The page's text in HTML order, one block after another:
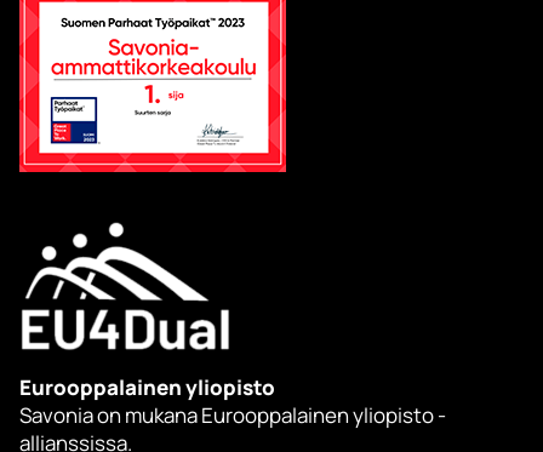
Eurooppalainen yliopisto
Savonia on mukana Eurooppalainen yliopisto -
allianssissa.